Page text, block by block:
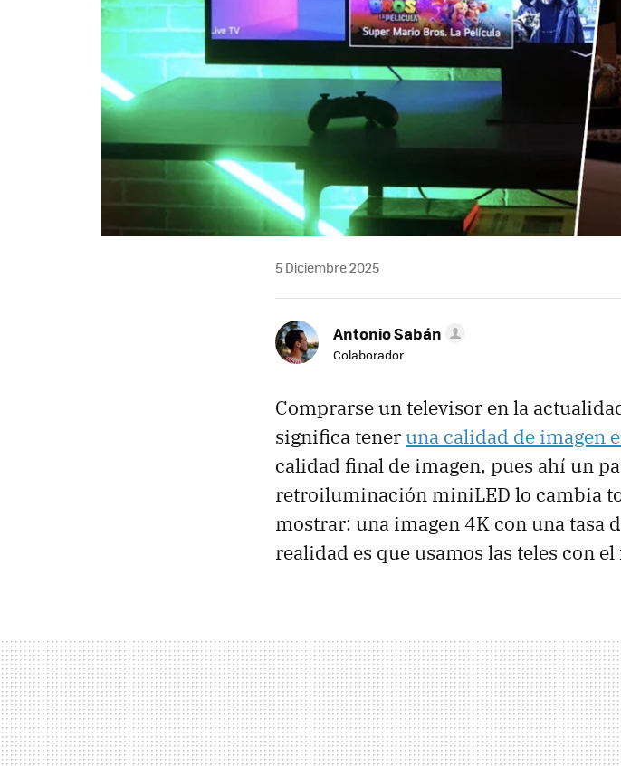
5 Diciembre 2025
Antonio Sabán
Colaborador
Comprarse un televisor en la
significa teneruna calidad de imagen
calidad final de imagen, pues ahí un
retroiluminación miniLED lo cambia
mostrar: una imagen 4K con una tasa
realidad es que usamos las teles con